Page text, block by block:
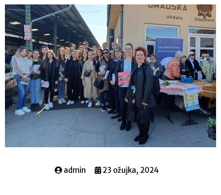
admin 23 ožujka, 2024